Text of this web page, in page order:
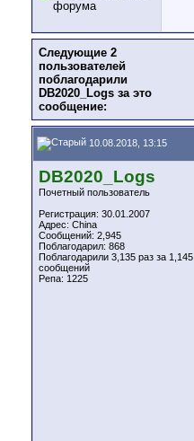
Следующие 2
пользователей
поблагодарили
DB2020_Logs за это
сообщение:
10.08.2018, 13:15
DB2020_Logs
Почетный пользователь
Регистрация: 30.01.2007
Адрес: China
Сообщений: 2,945
Поблагодарил: 868
Поблагодарили 3,135 раз за 1,145
сообщений
Репа: 1225